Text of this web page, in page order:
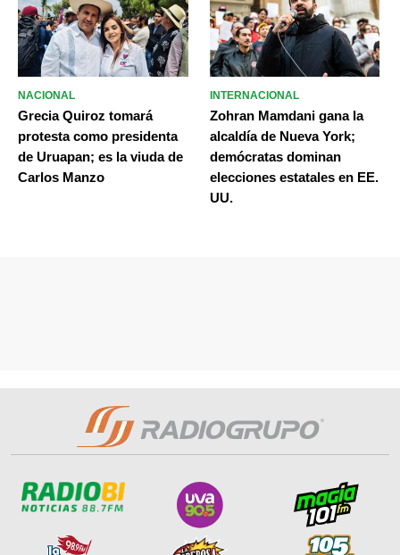
NACIONAL
Grecia Quiroz tomará
protesta como presidenta
de Uruapan; es la viuda de
Carlos Manzo
INTERNACIONAL
Zohran Mamdani gana la
alcaldía de Nueva York;
demócratas dominan
elecciones estatales en EE.
UU.